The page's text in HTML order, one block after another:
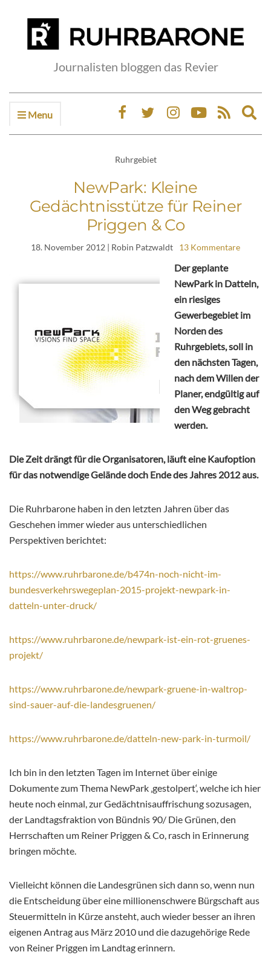
Journalisten bloggen das Revier
Menu
Ruhrgebiet
NewPark: Kleine
Gedächtnisstütze für Reiner
Priggen & Co
18. November 2012 | Robin Patzwaldt 13 Kommentare
Der geplante
NewPark in Datteln,
ein riesiges
Gewerbegebiet im
Norden des
Ruhrgebiets, soll in
den nächsten Tagen,
nach dem Willen der
Planer, endgültig auf
den Weg gebracht
werden.
Die Zeit drängt für die Organisatoren, läuft eine Kaufoption
für das notwendige Gelände doch Ende des Jahres 2012 aus.
Die Ruhrbarone haben in den letzten Jahren über das
Geschehen immer wieder aus unterschiedlichen
Perspektiven berichtet:
https://www.ruhrbarone.de/b474n-noch-nicht-im-
bundesverkehrswegeplan-2015-projekt-newpark-in-
datteln-unter-druck/
https://www.ruhrbarone.de/newpark-ist-ein-rot-gruenes-
projekt/
https://www.ruhrbarone.de/newpark-gruene-in-waltrop-
sind-sauer-auf-die-landesgruenen/
https://www.ruhrbarone.de/datteln-new-park-in-turmoil/
Ich bin in den letzten Tagen im Internet über einige
Dokumente zum Thema NewPark ‚gestolpert‘, welche ich hier
heute noch einmal, zur Gedächtnisauffrischung sozusagen,
der Landtagsfraktion von Bündnis 90/ Die Grünen, den
Herrschaften um Reiner Priggen & Co, rasch in Erinnerung
bringen möchte.
Vielleicht können die Landesgrünen sich dann so, wenn nun
die Entscheidung über eine millionenschwere Bürgschaft aus
Steuermitteln in Kürze ansteht, auch wieder besser an ihren
eigenen Antrag aus März 2010 und die dazugehörige Rede
von Reiner Priggen im Landtag erinnern.